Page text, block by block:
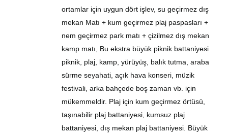
ortamlar için uygun dört işlev, su geçirmez dış
mekan Matı + kum geçirmez plaj paspasları +
nem geçirmez park matı + çizilmez dış mekan
kamp matı, Bu ekstra büyük piknik battaniyesi
piknik, plaj, kamp, ​​yürüyüş, balık tutma, araba
sürme seyahati, açık hava konseri, müzik
festivali, arka bahçede boş zaman vb. için
mükemmeldir. Plaj için kum geçirmez örtüsü
taşınabilir plaj battaniyesi, kumsuz plaj
battaniyesi, dış mekan plaj battaniyesi. Büyük